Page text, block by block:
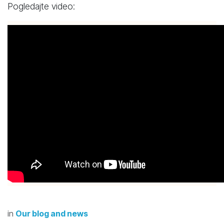
Pogledajte video:
in Our blog and news